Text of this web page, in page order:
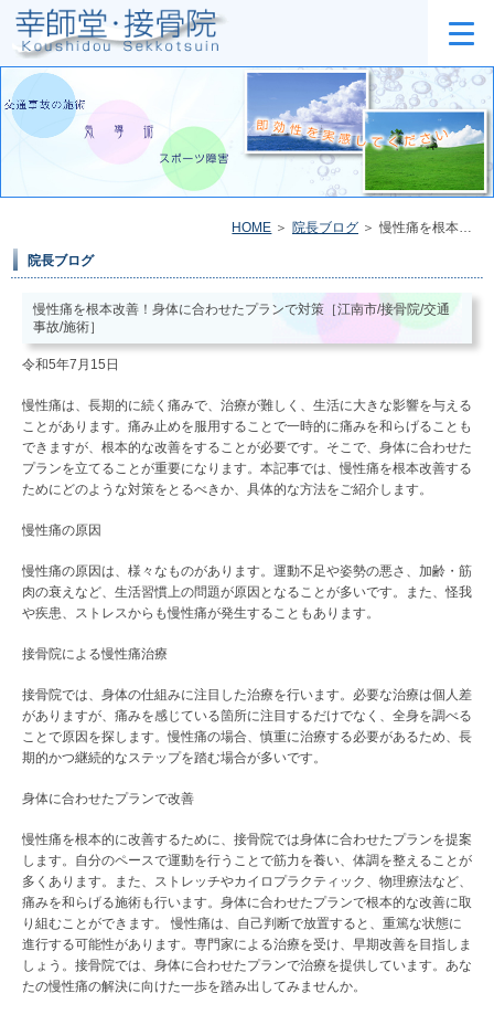
HOME 院長ブログ 慢性痛を根本改善！身体に合わせたプランで対策［江南市/接骨院/交通事故/施術］
院長ブログ
慢性痛を根本改善！身体に合わせたプランで対策［江南市/接骨院/交通
事故/施術］
令和5年7月15日
慢性痛は、長期的に続く痛みで、治療が難しく、生活に大きな影響を与える
ことがあります。痛み止めを服用することで一時的に痛みを和らげることも
できますが、根本的な改善をすることが必要です。そこで、身体に合わせた
プランを立てることが重要になります。本記事では、慢性痛を根本改善する
ためにどのような対策をとるべきか、具体的な方法をご紹介します。
慢性痛の原因
慢性痛の原因は、様々なものがあります。運動不足や姿勢の悪さ、加齢・筋
肉の衰えなど、生活習慣上の問題が原因となることが多いです。また、怪我
や疾患、ストレスからも慢性痛が発生することもあります。
接骨院による慢性痛治療
接骨院では、身体の仕組みに注目した治療を行います。必要な治療は個人差
がありますが、痛みを感じている箇所に注目するだけでなく、全身を調べる
ことで原因を探します。慢性痛の場合、慎重に治療する必要があるため、長
期的かつ継続的なステップを踏む場合が多いです。
身体に合わせたプランで改善
慢性痛を根本的に改善するために、接骨院では身体に合わせたプランを提案
します。自分のペースで運動を行うことで筋力を養い、体調を整えることが
多くあります。また、ストレッチやカイロプラクティック、物理療法など、
痛みを和らげる施術も行います。身体に合わせたプランで根本的な改善に取
り組むことができます。 慢性痛は、自己判断で放置すると、重篤な状態に
進行する可能性があります。専門家による治療を受け、早期改善を目指しま
しょう。接骨院では、身体に合わせたプランで治療を提供しています。あな
たの慢性痛の解決に向けた一歩を踏み出してみませんか。